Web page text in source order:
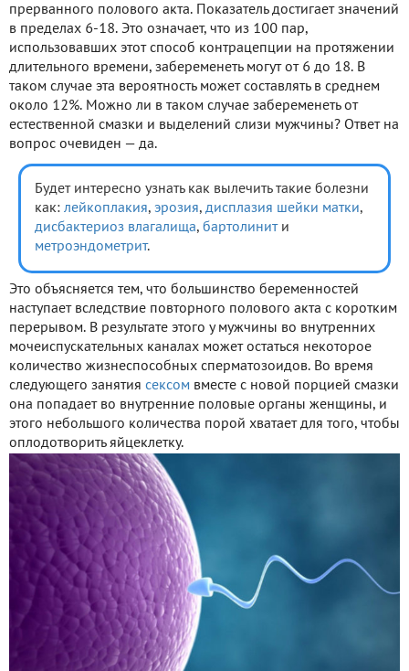
прерванного полового акта. Показатель достигает значений
в пределах 6-18. Это означает, что из 100 пар,
использовавших этот способ контрацепции на протяжении
длительного времени, забеременеть могут от 6 до 18. В
таком случае эта вероятность может составлять в среднем
около 12%. Можно ли в таком случае забеременеть от
естественной смазки и выделений слизи мужчины? Ответ на
вопрос очевиден — да.
Будет интересно узнать как вылечить такие болезни
как: лейкоплакия, эрозия, дисплазия шейки матки,
дисбактериоз влагалища, бартолинити
метроэндометрит.
Это объясняется тем, что большинство беременностей
наступает вследствие повторного полового акта с коротким
перерывом. В результате этого у мужчины во внутренних
мочеиспускательных каналах может остаться некоторое
количество жизнеспособных сперматозоидов. Во время
следующего занятия сексом вместе с новой порцией смазки
она попадает во внутренние половые органы женщины, и
этого небольшого количества порой хватает для того, чтобы
оплодотворить яйцеклетку.